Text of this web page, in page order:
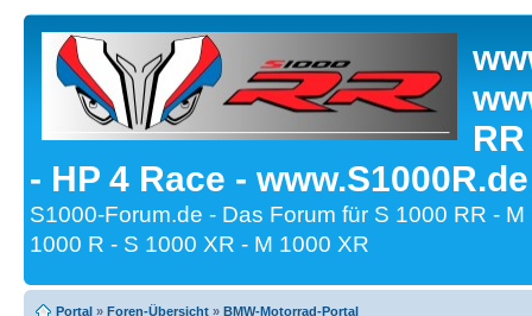
- HP 4 Race -
S1000-Forum.de - Das Forum für S 1000 RR -
1000 R - S 1000 XR - M 1000 XR
Portal » Foren-Übersicht » BMW-Motorrad-Portal